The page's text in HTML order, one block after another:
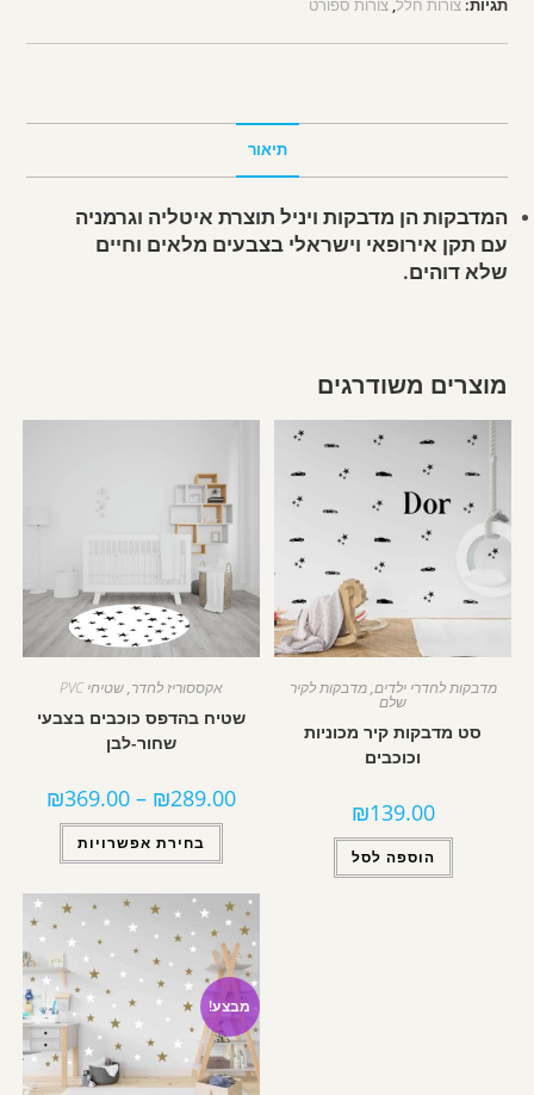
תגיות:צורות חלל,צורות ספורט
תיאור
המדבקות הן מדבקות ויניל תוצרת איטליה וגרמניה
עם תקן אירופאי וישראלי בצבעים מלאים וחיים
שלא דוהים.
מוצרים משודרגים
אקססוריז לחדר,שטיחי PVC
שטיח בהדפס כוכבים בצבעי
שחור-לבן
₪289.00
–
₪369.00
בחירת אפשרויות
מדבקות לחדרי ילדים,מדבקות לקיר
שלם
סט מדבקות קיר מכוניות
וכוכבים
₪139.00
הוספה לסל
מבצע!